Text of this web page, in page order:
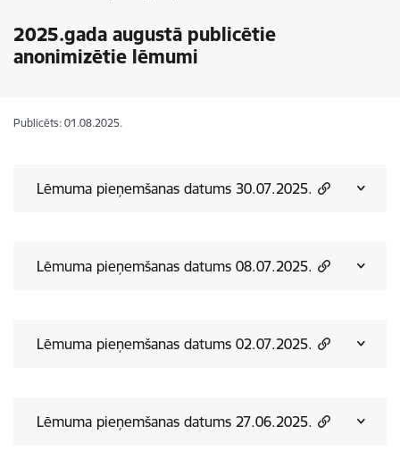
2025.gada augustā publicētie
anonimizētie lēmumi
Publicēts: 01.08.2025.
Lēmuma pieņemšanas datums 30.07.2025.
Lēmuma pieņemšanas datums 08.07.2025.
Lēmuma pieņemšanas datums 02.07.2025.
Lēmuma pieņemšanas datums 27.06.2025.